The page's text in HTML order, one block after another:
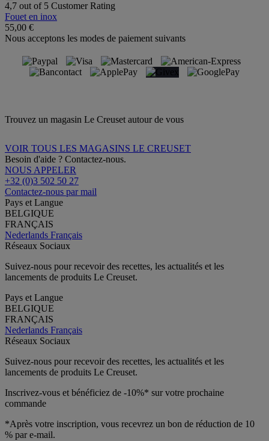
4,7 out of 5 Customer Rating
Fouet en inox
55,00 €
Nous acceptons les modes de paiement suivants
Trouvez un magasin Le Creuset autour de vous
VOIR TOUS LES MAGASINS LE CREUSET
Besoin d'aide ? Contactez-nous.
NOUS APPELER
+32 (0)3 502 50 27
Contactez-nous par mail
Pays et Langue
BELGIQUE
FRANÇAIS
Nederlands Français
Réseaux Sociaux
Suivez-nous pour recevoir des recettes, les actualités et les
lancements de produits Le Creuset.
Pays et Langue
BELGIQUE
FRANÇAIS
Nederlands Français
Réseaux Sociaux
Suivez-nous pour recevoir des recettes, les actualités et les
lancements de produits Le Creuset.
Inscrivez-vous et bénéficiez de -10%* sur votre prochaine
commande
*Après votre inscription, vous recevrez un bon de réduction de 10
% par e-mail.